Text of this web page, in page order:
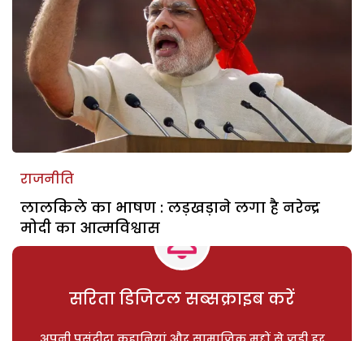
राजनीति
लालकिले का भाषण : लड़खड़ाने लगा है नरेन्द्र
मोदी का आत्मविश्वास
सरिता डिजिटल सब्सक्राइब करें